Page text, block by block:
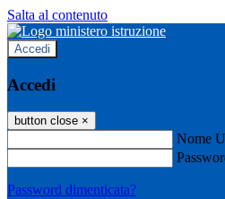
Salta al contenuto
Accedi
Accedi
button close ×
Nome
Password dimenticata?